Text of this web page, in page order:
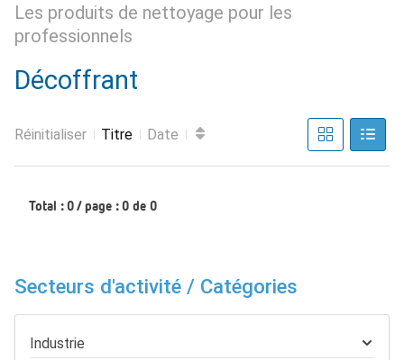
Les produits de nettoyage pour les
professionnels
Décoffrant
Réinitialiser Titre Date
Total : 0 / page : 0 de 0
Secteurs d'activité / Catégories
Industrie